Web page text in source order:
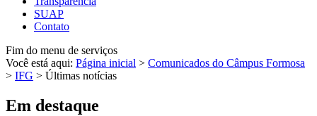
SUAP
Contato
Fim do menu de serviços
Você está aqui: Página inicial > Comunicados do Câmpus Formosa
> IFG > Últimas notícias
Em destaque